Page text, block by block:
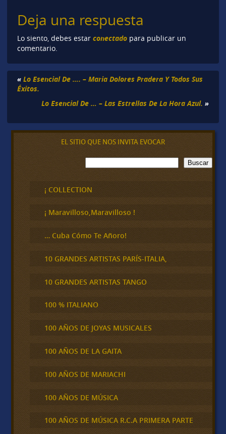
Deja una respuesta
Lo siento, debes estar conectadopara publicar un
comentario.
« Lo Esencial De …. – Maria Dolores Pradera Y Todos Sus
Éxitos.
Lo Esencial De … – Las Estrellas De La Hora Azul. »
EL SITIO QUE NOS INVITA EVOCAR
B
u
c
a
Buscar
¡ COLLECTION
¡ Maravilloso,Maravilloso !
… Cuba Cómo Te Añoro!
10 GRANDES ARTISTAS PARÍS-ITALIA,
10 GRANDES ARTISTAS TANGO
100 % ITALIANO
100 AÑOS DE JOYAS MUSICALES
100 AÑOS DE LA GAITA
100 AÑOS DE MARIACHI
100 AÑOS DE MÚSICA
100 AÑOS DE MÚSICA R.C.A PRIMERA PARTE